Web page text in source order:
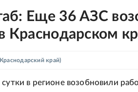
Еще 36 АЗС
Краснодарском
край)
в регионе возобновили